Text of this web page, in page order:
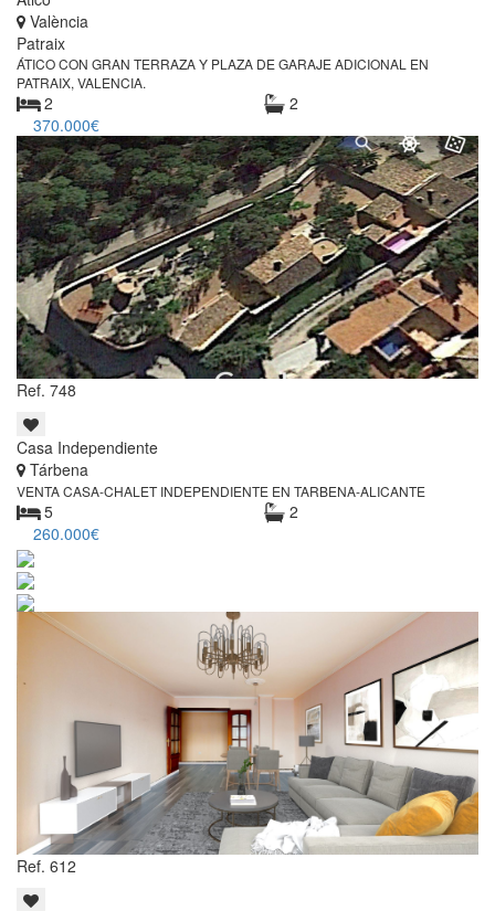
València
Patraix
ÁTICO CON GRAN TERRAZA Y PLAZA DE GARAJE ADICIONAL EN
PATRAIX, VALENCIA.
2
2
370.000€
Ref. 748
Casa Independiente
Tárbena
VENTA CASA-CHALET INDEPENDIENTE EN TARBENA-ALICANTE
5
2
260.000€
Ref. 612